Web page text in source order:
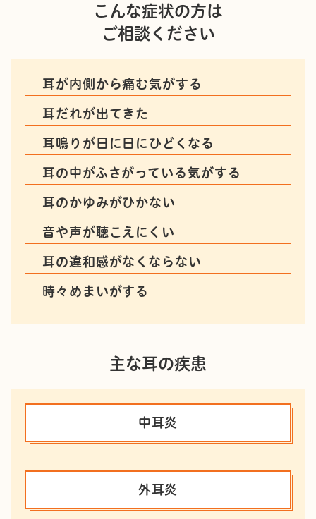
こんな症状の方は
ご相談ください
耳が内側から痛む気がする
耳だれが出てきた
耳鳴りが日に日にひどくなる
耳の中がふさがっている気がする
耳のかゆみがひかない
音や声が聴こえにくい
耳の違和感がなくならない
時々めまいがする
主な耳の疾患
中耳炎
外耳炎